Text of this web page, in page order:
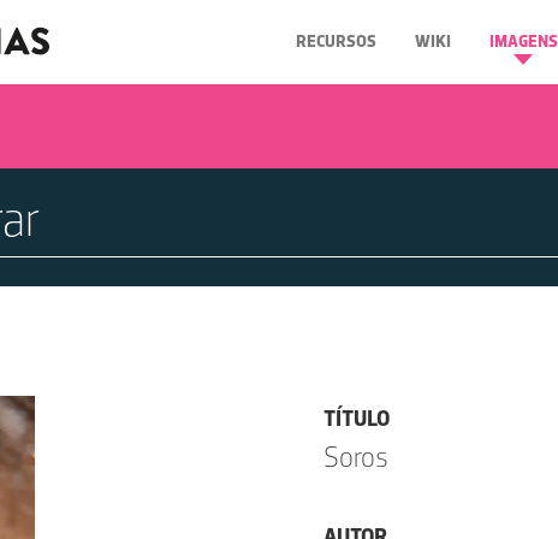
RECURSOS WIKI IMAGENS
TÍTULO
Soros